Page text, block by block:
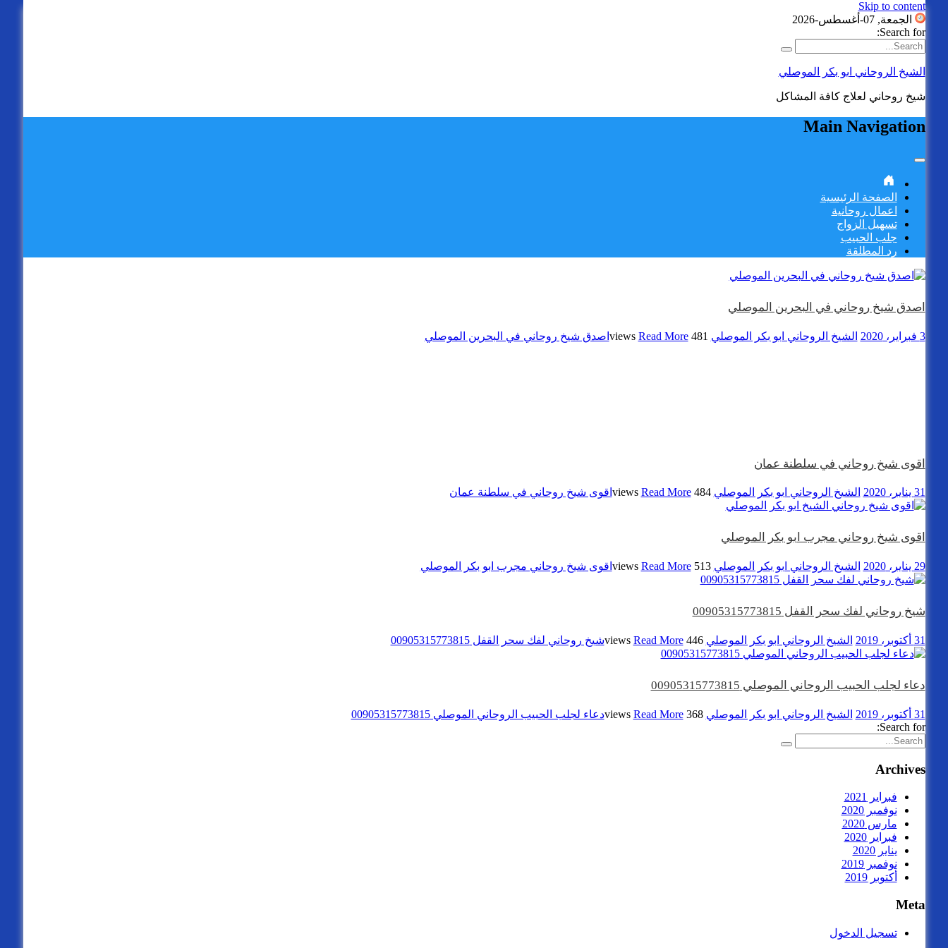
Skip to content
الجمعة, 07-أغسطس-2026
Search for:
الشيخ الروحاني ابو بكر الموصلي
شيخ روحاني لعلاج كافة المشاكل
Main Navigation
الصفحة الرئيسية
اعمال روحانية
تسهيل الزواج
جلب الحبيب
رد المطلقة
اصدق شيخ روحاني في البحرين الموصلي
3 فبراير، 2020 الشيخ الروحاني ابو بكر الموصلي 481 views
Read More اصدق شيخ روحاني في البحرين الموصلي
اقوى شيخ روحاني في سلطنة عمان
31 يناير، 2020 الشيخ الروحاني ابو بكر الموصلي 484 views
Read More اقوى شيخ روحاني في سلطنة عمان
اقوى شيخ روحاني مجرب ابو بكر الموصلي
29 يناير، 2020 الشيخ الروحاني ابو بكر الموصلي 513 views
Read More اقوى شيخ روحاني مجرب ابو بكر الموصلي
شيخ روحاني لفك سحر القفل 00905315773815
31 أكتوبر، 2019 الشيخ الروحاني ابو بكر الموصلي 446 views
Read More شيخ روحاني لفك سحر القفل 00905315773815
دعاء لجلب الحبيب الروحاني الموصلي 00905315773815
31 أكتوبر، 2019 الشيخ الروحاني ابو بكر الموصلي 368 views
Read More
دعاء لجلب الحبيب الروحاني الموصلي 00905315773815
Search for:
Archives
فبراير 2021
نوفمبر 2020
مارس 2020
فبراير 2020
يناير 2020
نوفمبر 2019
أكتوبر 2019
Meta
تسجيل الدخول